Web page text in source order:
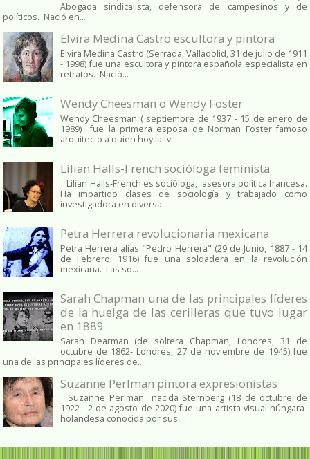
Abogada sindicalista, defensora de campesinos y de
políticos. Nació en...
Elvira Medina Castro escultora y pintora
Elvira Medina Castro (Serrada, Valladolid, 31 de julio de 1911
- 1998) fue una escultora y pintora española especialista en
retratos. Nació...
Wendy Cheesman o Wendy Foster
Wendy Cheesman ( septiembre de 1937 - 15 de enero de
1989) fue la primera esposa de Norman Foster famoso
arquitecto a quien hoy la tv...
Lilian Halls-French socióloga feminista
Lilian Halls-French es socióloga, asesora política francesa.
Ha impartido clases de sociología y trabajado como
investigadora en diversa...
Petra Herrera revolucionaria mexicana
Petra Herrera alias "Pedro Herrera" (29 de Junio, 1887 - 14
de Febrero, 1916) fue una soldadera en la revolución
mexicana. Las so...
Sarah Chapman una de las principales líderes
de la huelga de las cerilleras que tuvo lugar
en 1889
Sarah Dearman (de soltera Chapman; Londres, 31 de
octubre de 1862​- Londres, 27 de noviembre de 1945)​ fue
una de las principales líderes de...
Suzanne Perlman pintora expresionistas
Suzanne Perlman nacida Sternberg (18 de octubre de
1922 - 2 de agosto de 2020) fue una artista visual húngara-
holandesa conocida por sus ...